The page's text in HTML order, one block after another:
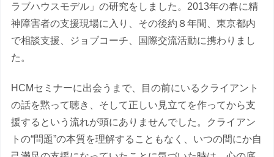
ラブハウスモデル」の研究をしました。2013年の春に精
神障害者の支援現場に入り、その後約８年間、東京都内
で相談支援、ジョブコーチ、国際交流活動に携わりまし
た。
HCMセミナーに出会うまで、目の前にいるクライアント
の話を黙って聴き、そして正しい見立てを作ってから支
援するという流れが頭にありませんでした。クライアン
トの“問題”の本質を理解することもなく、いつの間にか自